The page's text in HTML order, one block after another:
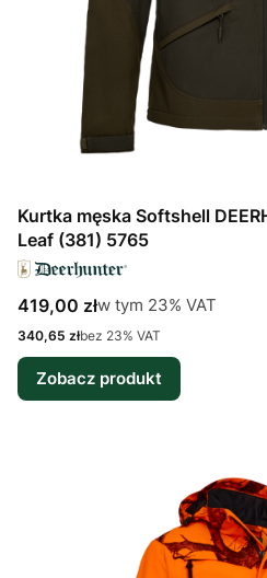
Kurtka męska Softshell
Leaf (381) 5765
Cena brutto
419,00 złw tym %s VAT
w tym 23% VAT
Cena netto
340,65 złbez 23% VAT
Zobacz produkt